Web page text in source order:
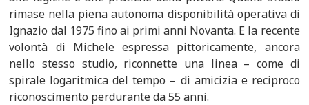
rimase nella piena autonoma disponibilità operativa di
Ignazio dal 1975 fino ai primi anni Novanta. E la recente
volontà di Michele espressa pittoricamente, ancora
nello stesso studio, riconnette una linea – come di
spirale logaritmica del tempo – di amicizia e reciproco
riconoscimento perdurante da 55 anni.